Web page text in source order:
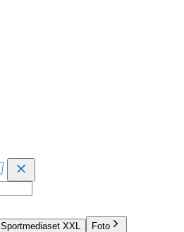
Sportmediaset XXL
Foto